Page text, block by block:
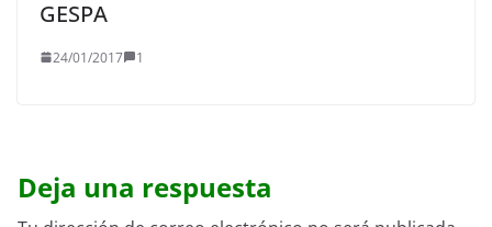
GESPA
24/01/2017 1
Deja una respuesta